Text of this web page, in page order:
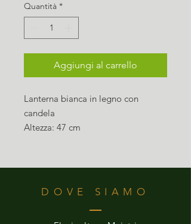
Quantità *
Aggiungi al carrello
Lanterna bianca in legno con
candela
Altezza: 47 cm
DOVE SIAMO